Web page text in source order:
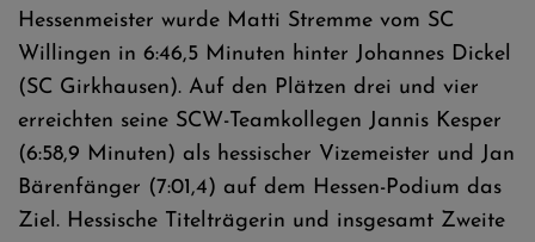
Hessenmeister wurde Matti Stremme vom SC
Willingen in 6:46,5 Minuten hinter Johannes Dickel
(SC Girkhausen). Auf den Plätzen drei und vier
erreichten seine SCW-Teamkollegen Jannis Kesper
(6:58,9 Minuten) als hessischer Vizemeister und Jan
Bärenfänger (7:01,4) auf dem Hessen-Podium das
Ziel. Hessische Titelträgerin und insgesamt Zweite